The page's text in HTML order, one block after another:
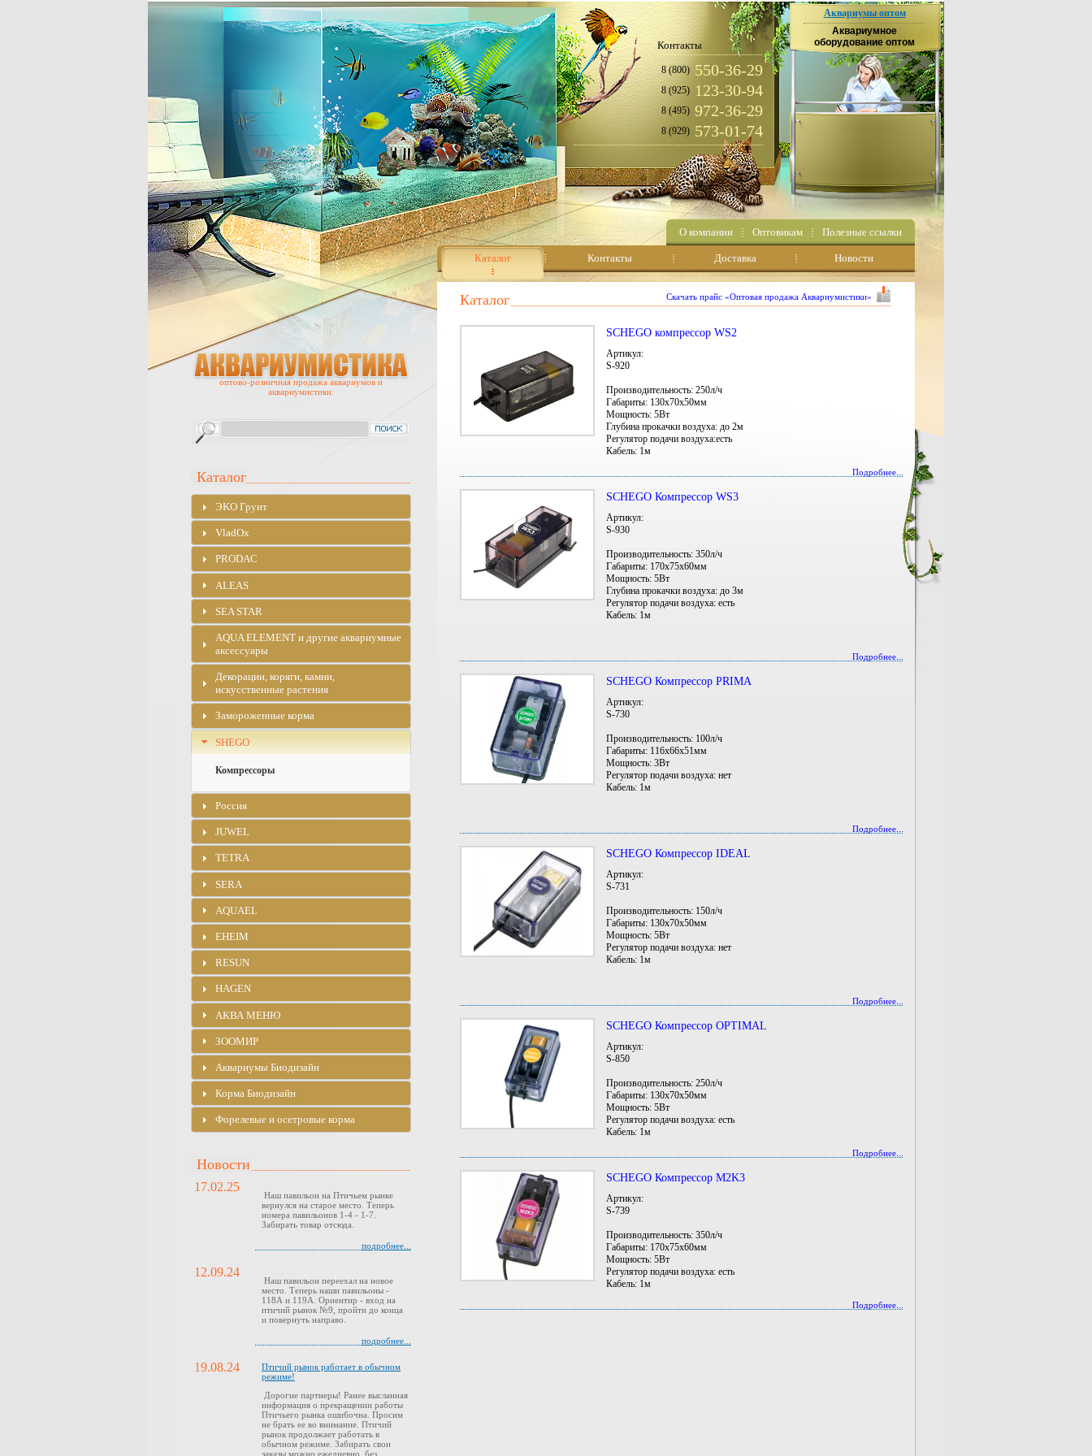
Контакты
8 (800) 550-36-29
8 (925) 123-30-94
8 (495) 972-36-29
8 (929) 573-01-74
Аквариумы оптом
Аквариумное
оборудование оптом
О компании Оптовикам Полезные ссылки
Каталог Контакты Доставка Новости
Каталог Скачать прайс «Оптовая продажа Аквариумистики»
SCHEGO компрессор WS2
Артикул:
S-920
Производительность: 250л/ч
Габариты: 130х70х50мм
Мощность: 5Вт
Глубина прокачки воздуха: до 2м
Регулятор подачи воздуха:есть
Кабель: 1м
Подробнее...
SCHEGO Компрессор WS3
Артикул:
S-930
Производительность: 350л/ч
Габариты: 170х75х60мм
Мощность: 5Вт
Глубина прокачки воздуха: до 3м
Регулятор подачи воздуха: есть
Кабель: 1м
Подробнее...
SCHEGO Компрессор PRIMA
Артикул:
S-730
Производительность: 100л/ч
Габариты: 116х66х51мм
Мощность: 3Вт
Регулятор подачи воздуха: нет
Кабель: 1м
Подробнее...
SCHEGO Компрессор IDEAL
Артикул:
S-731
Производительность: 150л/ч
Габариты: 130х70х50мм
Мощность: 5Вт
Регулятор подачи воздуха: нет
Кабель: 1м
Подробнее...
SCHEGO Компрессор OPTIMAL
Артикул:
S-850
Производительность: 250л/ч
Габариты: 130х70х50мм
Мощность: 5Вт
Регулятор подачи воздуха: есть
Кабель: 1м
Подробнее...
SCHEGO Компрессор M2K3
Артикул:
S-739
Производительность: 350л/ч
Габариты: 170х75х60мм
Мощность: 5Вт
Регулятор подачи воздуха: есть
Кабель: 1м
Подробнее...
оптово-розничная продажа аквариумов и
аквариумистики.
Каталог
ЭKO Грунт
VladOx
PRODAC
ALEAS
SEA STAR
AQUA ELEMENT и другие аквариумные
аксессуары
Декорации, коряги, камни,
искусственные растения
Замороженные корма
SHEGO
Компрессоры
Россия
JUWEL
TETRA
SERA
AQUAEL
EHEIM
RESUN
HAGEN
АКВА МЕНЮ
ЗООМИР
Аквариумы Биодизайн
Корма Биодизайн
Форелевые и осетровые корма
Новости
17.02.25
Наш павильон на Птичьем рынке
вернулся на старое место. Теперь
номера павильонов 1-4 - 1-7.
Забирать товар отсюда.
подробнее...
12.09.24
Наш павильон переехал на новое
место. Теперь наши павильоны -
118А и 119А. Ориентир - вход на
птичий рынок №9, пройти до конца
и повернуть направо.
подробнее...
19.08.24
Птичий рынок работает в обычном
режиме!
Дорогие партнеры! Ранее высланная
информация о прекращении работы
Птичьего рынка ошибочна. Просим
не брать ее во внимание. Птичий
рынок продолжает работать в
обычном режиме. Забирать свои
заказы можно ежедневно, без